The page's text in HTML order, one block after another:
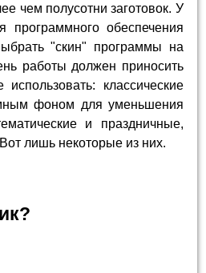
чем полусотни заготовок. У
программного обеспечения
"скин" программы на
работы должен приносить
классические
фоном для уменьшения
и праздничные,
лишь некоторые из них.